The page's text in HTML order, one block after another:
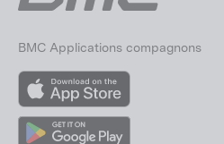
BMC Applications compagnons